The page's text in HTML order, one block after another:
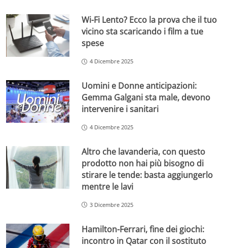
Wi-Fi Lento? Ecco la prova che il tuo
vicino sta scaricando i film a tue
spese
4 Dicembre 2025
Uomini e Donne anticipazioni:
Gemma Galgani sta male, devono
intervenire i sanitari
4 Dicembre 2025
Altro che lavanderia, con questo
prodotto non hai più bisogno di
stirare le tende: basta aggiungerlo
mentre le lavi
3 Dicembre 2025
Hamilton-Ferrari, fine dei giochi:
incontro in Qatar con il sostituto